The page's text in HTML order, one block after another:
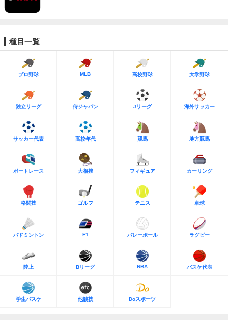
種目一覧
プロ野球 MLB 高校野球 大学野球
独立リーグ 侍ジャパン Jリーグ 海外サッカー
サッカー代表 高校年代 競馬 地方競馬
ボートレース 大相撲 フィギュア カーリング
格闘技 ゴルフ テニス 卓球
バドミントン F1 バレーボール ラグビー
陸上 Bリーグ NBA バスケ代表
学生バスケ 他競技 Doスポーツ